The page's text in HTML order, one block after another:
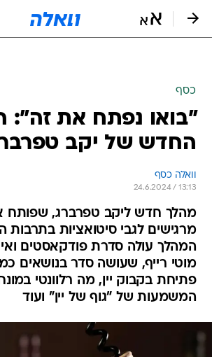
כסף
"בואו נפתח את זה":
החדש של יקב
וואלה כסף
24.6.2024 / 13:13
מהלך חדש ליקב טפרברג, שפותח
מרגישים לגבי סיטואציות בתרבות
המהלך עולה סדרת פודקאסטים
מוטי רייף, שעושה סדר בנושאים
פתיחת בקבוק יין, מה רלוונטי
המשמעות של "גוף של יין" ועוד